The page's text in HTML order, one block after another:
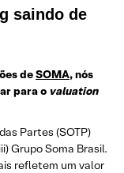
saindo de
deSOMA, nós
para o valuation
Partes (SOTP)
Grupo Soma Brasil.
refletem um valor